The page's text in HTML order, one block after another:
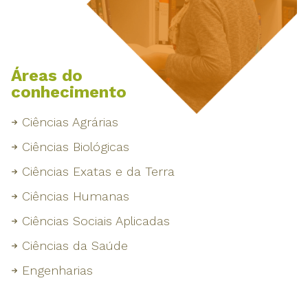
Áreas do
conhecimento
Ciências Agrárias
Ciências Biológicas
Ciências Exatas e da Terra
Ciências Humanas
Ciências Sociais Aplicadas
Ciências da Saúde
Engenharias